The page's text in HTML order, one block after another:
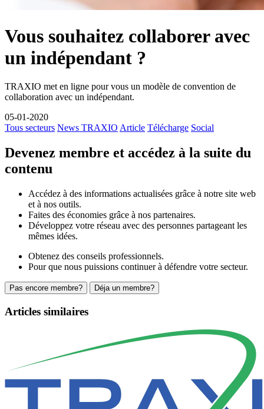
Vous souhaitez collaborer avec
un indépendant ?
TRAXIO met en ligne pour vous un modèle de convention de
collaboration avec un indépendant.
05-01-2020
Tous secteurs News TRAXIO Article Télécharge Social
Devenez membre et accédez à la suite du
contenu
Accédez à des informations actualisées grâce à notre site web
et à nos outils.
Faites des économies grâce à nos partenaires.
Développez votre réseau avec des personnes partageant les
mêmes idées.
Obtenez des conseils professionnels.
Pour que nous puissions continuer à défendre votre secteur.
Pas encore membre? Déja un membre?
Articles similaires